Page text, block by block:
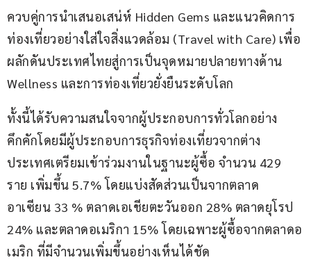
ควบคู่การนำเสนอเสน่ห์ Hidden Gems และแนวคิดการ
ท่องเที่ยวอย่างใส่ใจสิ่งแวดล้อม (Travel with Care) เพื่อ
ผลักดันประเทศไทยสู่การเป็นจุดหมายปลายทางด้าน
Wellness และการท่องเที่ยวยั่งยืนระดับโลก
ทั้งนี้ได้รับความสนใจจากผู้ประกอบการทั่วโลกอย่าง
คึกคักโดยมีผู้ประกอบการธุรกิจท่องเที่ยวจากต่าง
ประเทศเตรียมเข้าร่วมงานในฐานะผู้ซื้อ จำนวน 429
ราย เพิ่มขึ้น 5.7% โดยแบ่งสัดส่วนเป็นจากตลาด
อาเซียน 33 % ตลาดเอเชียตะวันออก 28% ตลาดยุโรป
24% และตลาดอเมริกา 15% โดยเฉพาะผู้ซื้อจากตลาดอ
เมริก ที่มีจำนวนเพิ่มขึ้นอย่างเห็นได้ชัด